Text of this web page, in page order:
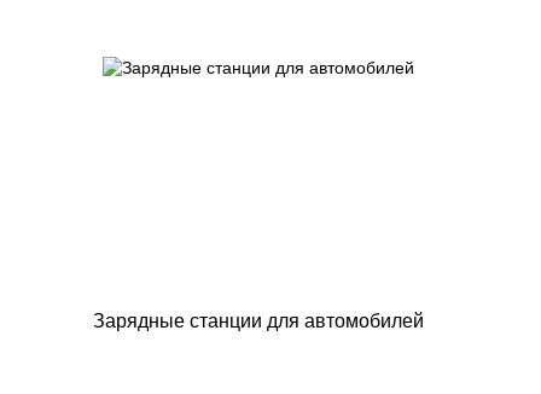
Зарядные станции для автомобилей